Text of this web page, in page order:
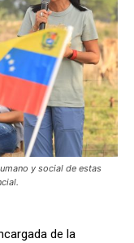
y social de estas
de la